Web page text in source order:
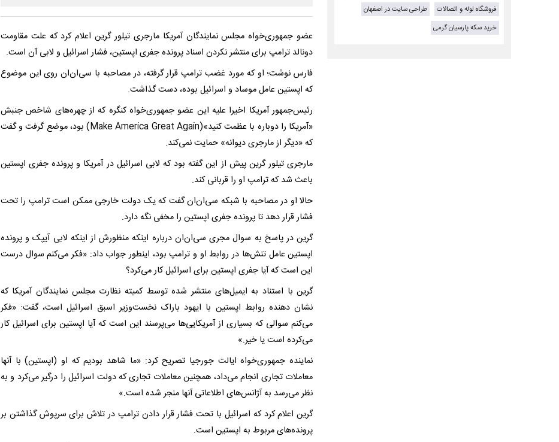
عضو جمهوری‌خواه مجلس نمایندگان آمریکا مارجری تیلور گرین اعلام کرد که علت مقاومت
دونالد ترامپ برای منتشر نکردن اسناد پرونده جفری اپستین، فشار اسرائیل و لابی آن است.
فارس نوشت؛ او که مورد غضب ترامپ قرار گرفته، در مصاحبه با سی‌ان‌ان روی این موضوع
که اپستین عامل موساد و اسرائیل بوده، دست گذاشت.
رئیس‌جمهور آمریکا اخیرا علیه این عضو جمهوری‌خواه کنگره که از چهره‌های شاخص جنبش
«آمریکا را دوباره با عظمت کنید»(Make America Great Again) بود، موضع گرفت و گفت
که «دیگر از مارجری دیوانه» حمایت نمی‌کند.
مارجری تیلور گرین پیش از این گفته بود که لابی اسرائیل در آمریکا و پرونده جفری اپستین
باعث شد که ترامپ او را قربانی کند.
حالا او در مصاحبه با شبکه سی‌ان‌ان گفت که یک دولت خارجی ممکن است ترامپ را تحت
فشار قرار دهد تا پرونده‌ جفری اپستین را مخفی نگه دارد.
گرین در پاسخ به سوال مجری سی‌ان‌ان درباره اینکه منظورش از اینکه لابی آیپک و پرونده
اپستین عامل تنش‌ها در روابط او و ترامپ بود، اینطور جواب داد: «فکر می‌کنم سوال درست
این است که آیا جفری اپستین برای اسرائیل کار می‌کرد؟
گرین با استناد به ایمیل‌های منتشر شده توسط کمیته نظارت مجلس نمایندگان آمریکا که
نشان دهنده روابط اپستین با ایهود باراک نخست‌وزیر اسبق اسرائیل است، گفت: «فکر
می‌کنم سوالی که بسیاری از آمریکایی‌ها می‌پرسند این است که آیا اپستین برای اسرائیل کار
می‌کرده است یا خیر.»
نماینده جمهوری‌خواه ایالت جورجیا تصریح کرد: «ما شاهد بودیم که او (اپستین) با آنها
معاملات تجاری انجام می‌داد، همچنین معاملات تجاری که دولت اسرائیل را درگیر می‌کرد و به
نظر می‌رسد به آژانس‌های اطلاعاتی آنها منجر شده است.»
گرین اعلام کرد که اسرائیل با تحت فشار قرار دادن ترامپ در تلاش برای سرپوش گذاشتن بر
پرونده‌های مربوط به اپستین است.
فروشگاه لوله و اتصالات
طراحی سایت در اصفهان
خرید سکه پارسیان گرمی